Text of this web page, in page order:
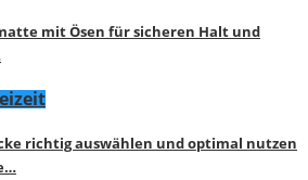
mit Ösen für sicheren Halt und
richtig auswählen und optimal nutzen